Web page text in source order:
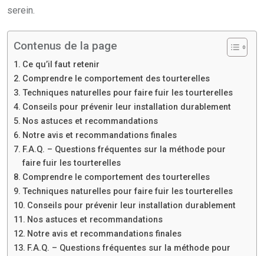
serein.
Contenus de la page
Ce qu’il faut retenir
Comprendre le comportement des tourterelles
Techniques naturelles pour faire fuir les tourterelles
Conseils pour prévenir leur installation durablement
Nos astuces et recommandations
Notre avis et recommandations finales
F.A.Q. – Questions fréquentes sur la méthode pour
faire fuir les tourterelles
Comprendre le comportement des tourterelles
Techniques naturelles pour faire fuir les tourterelles
Conseils pour prévenir leur installation durablement
Nos astuces et recommandations
Notre avis et recommandations finales
F.A.Q. – Questions fréquentes sur la méthode pour